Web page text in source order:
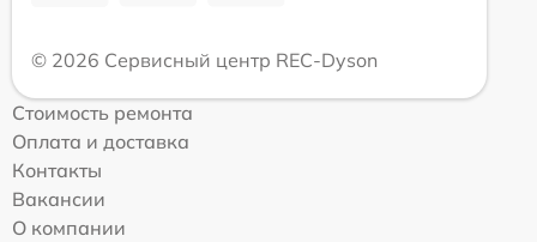
© 2026 Сервисный центр REC-Dyson
Стоимость ремонта
Оплата и доставка
Контакты
Вакансии
О компании